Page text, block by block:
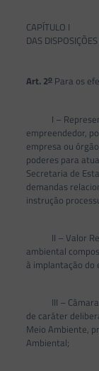
CAPÍTULO I
DAS
Art. 2oPara os
I –
empreendedor,
empresa ou
poderes para
Secretaria de
demandas
instrução
II – Valor
ambiental
à implantação do
III – Câmara
de caráter
Meio Ambiente,
Ambiental;